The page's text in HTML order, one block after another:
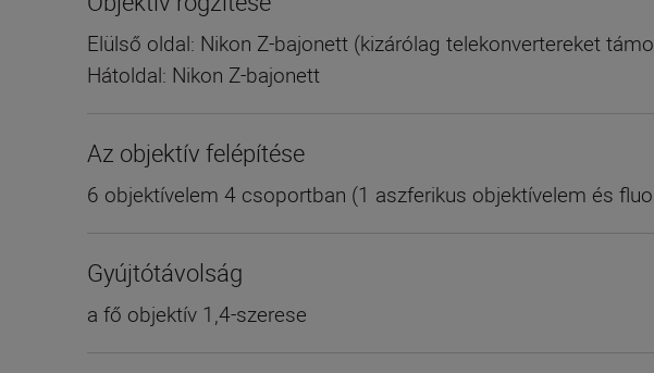
Elülső oldal: Nikon Z-bajonett (kizárólag telekonvertereket
Hátoldal: Nikon Z-bajonett
Az objektív felépítése
6 objektívelem 4 csoportban (1 aszferikus objektívelem és
Gyújtótávolság
a fő objektív 1,4-szerese